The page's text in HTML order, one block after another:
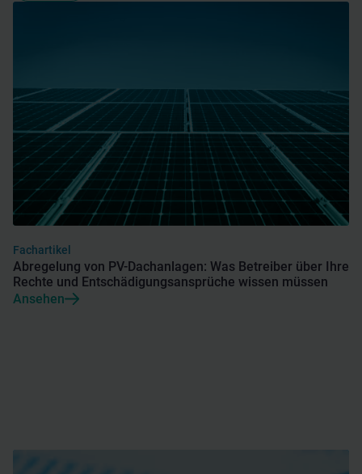
Fachartikel
Abregelung von PV-Dachanlagen: Was Betreiber über Ihre
Rechte und Entschädigungsansprüche wissen müssen
Ansehen